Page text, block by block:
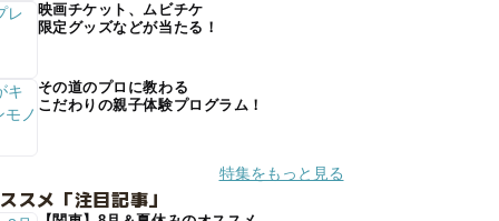
映画チケット、ムビチケ
限定グッズなどが当たる！
その道のプロに教わる
こだわりの親子体験プログラム！
特集をもっと見る
スメ「注目記事」